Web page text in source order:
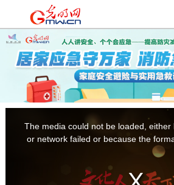
| 国际 | 时评 | 理论 |
| | 生活 | 法治 |
The media could not be loaded,
or network failed or because the